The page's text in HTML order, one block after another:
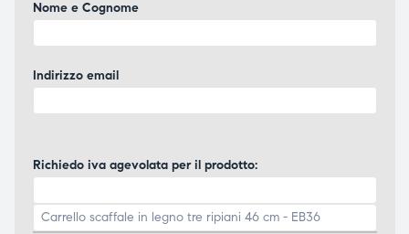
Nome e Cognome
Indirizzo email
Richiedo iva agevolata per il prodotto: